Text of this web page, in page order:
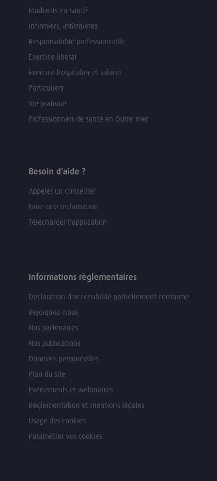
Etudiants en santé
Infirmiers, infirmières
Responsabilité professionnelle
Exercice libéral
Exercice hospitalier et salarié
Particuliers
Vie pratique
Professionnels de santé en Outre-mer
Besoin d'aide ?
Appeler un conseiller
Faire une réclamation
Télécharger l'application
Informations règlementaires
Déclaration d'accessibilité partiellement conforme
Rejoignez-nous
Nos partenaires
Nos publications
Données personnelles
Plan du site
Evénements et webinaires
Réglementation et mentions légales
Usage des cookies
Paramétrer vos cookies